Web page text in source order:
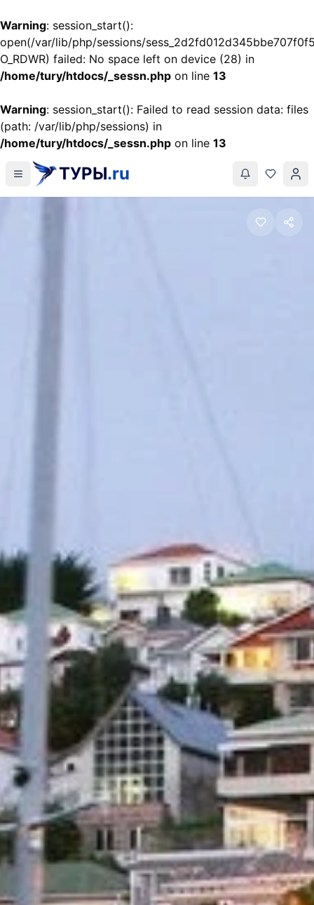
Warning: session_start():
open(/var/lib/php/sessions/
O_RDWR) failed: No space left on device (28) in
/home/tury/htdocs/_sessn.php on line 13
Warning: session_start(): Failed to read session data: files
(path: /var/lib/php/sessions) in
/home/tury/htdocs/_sessn.php on line 13
ТУРЫ.ru